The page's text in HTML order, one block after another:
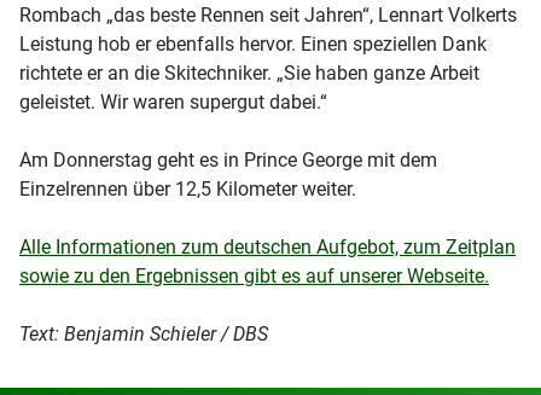
Rombach „das beste Rennen seit Jahren“, Lennart Volkerts
Leistung hob er ebenfalls hervor. Einen speziellen Dank
richtete er an die Skitechniker. „Sie haben ganze Arbeit
geleistet. Wir waren supergut dabei.“
Am Donnerstag geht es in Prince George mit dem
Einzelrennen über 12,5 Kilometer weiter.
Alle Informationen zum deutschen Aufgebot, zum Zeitplan
sowie zu den Ergebnissen gibt es auf unserer Webseite.
Text: Benjamin Schieler / DBS